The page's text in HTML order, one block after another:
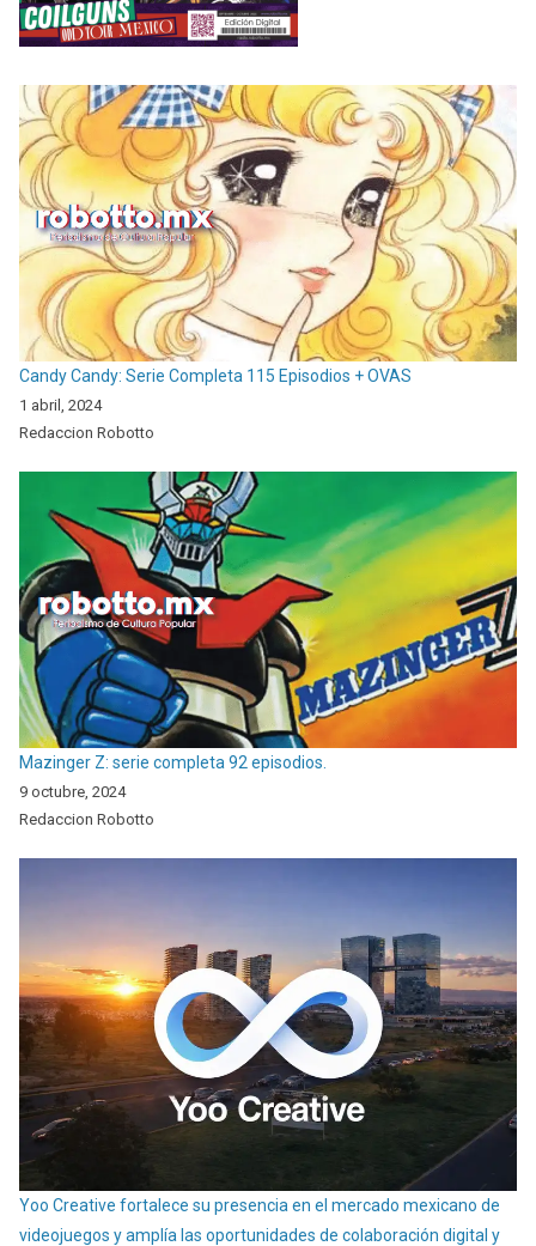
Candy Candy: Serie Completa 115 Episodios + OVAS
1 abril, 2024
Redaccion Robotto
Mazinger Z: serie completa 92 episodios.
9 octubre, 2024
Redaccion Robotto
Yoo Creative fortalece su presencia en el mercado mexicano de
videojuegos y amplía las oportunidades de colaboración digital y